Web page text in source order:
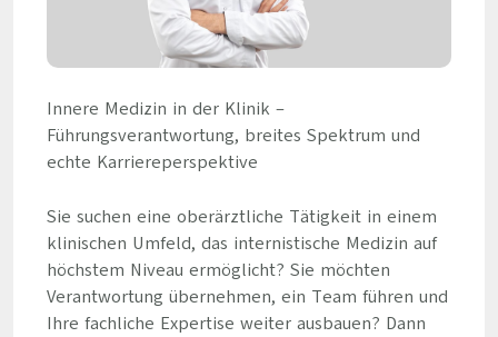
Innere Medizin in der Klinik –
Führungsverantwortung, breites Spektrum und
echte Karriereperspektive
Sie suchen eine oberärztliche Tätigkeit in einem
klinischen Umfeld, das internistische Medizin auf
höchstem Niveau ermöglicht? Sie möchten
Verantwortung übernehmen, ein Team führen und
Ihre fachliche Expertise weiter ausbauen? Dann